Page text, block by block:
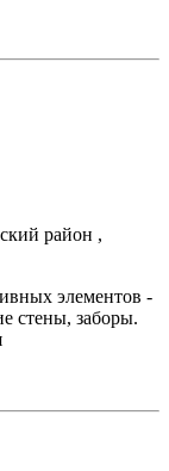
район ,
элементов -
стены, заборы.